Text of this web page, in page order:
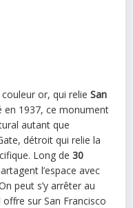
or, qui relie San
en 1937, ce monument
autant que
détroit qui relie la
Long de30
l’espace avec
peut s’y arrêter au
sur San Francisco